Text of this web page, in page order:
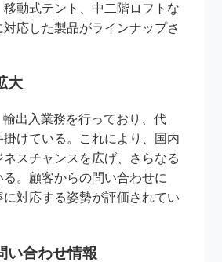
移動式テント、中二階ロフトな
応した製品がラインナップさ
大
出入業務を行っており、代
けている。これにより、国内
スチャンスを広げ、さらなる
。顧客からの問い合わせに
対応する姿勢が評価されてい
い合わせ情報